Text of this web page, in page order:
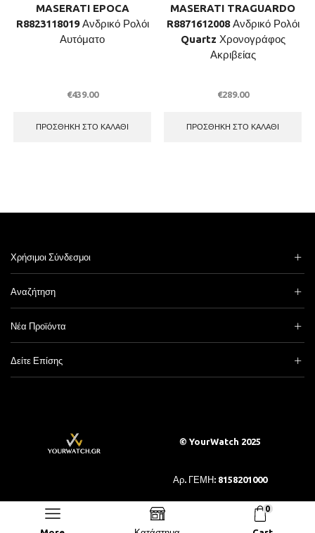
MASERATI EPOCA
R8823118019 Ανδρικό Ρολόι
Αυτόματο
€439.00
ΠΡΟΣΘΉΚΗ ΣΤΟ ΚΑΛΆΘΙ
MASERATI TRAGUARDO
R8871612008 Ανδρικό Ρολόι
Quartz Χρονογράφος
Ακριβείας
€289.00
ΠΡΟΣΘΉΚΗ ΣΤΟ ΚΑΛΆΘΙ
Χρήσιμοι Σύνδεσμοι
Αναζήτηση
Νέα Προϊόντα
Δείτε Επίσης
© YourWatch 2025
Αρ. ΓΕΜΗ: 8158201000
|Πελάτες Χονδρικής
0